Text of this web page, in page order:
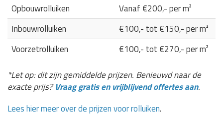
Opbouwrolluiken
Vanaf €200,- per m²
Inbouwrolluiken
€100,- tot €150,- per m²
Voorzetrolluiken
€100,- tot €270,- per m²
*Let op: dit zijn gemiddelde prijzen. Benieuwd naar de
exacte prijs?Vraag gratis en vrijblijvend offertes aan.
Lees hier meer over de prijzen voor rolluiken.